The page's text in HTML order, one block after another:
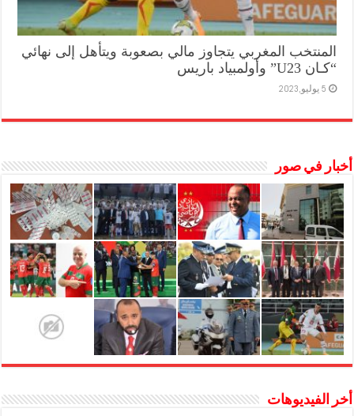
المنتخب المغربي يتجاوز مالي بصعوبة ويتأهل إلى نهائي
“كـان U23” وأولمبياد باريس
5 يوليو,2023
أخبار في صور
أخر الفيديوهات